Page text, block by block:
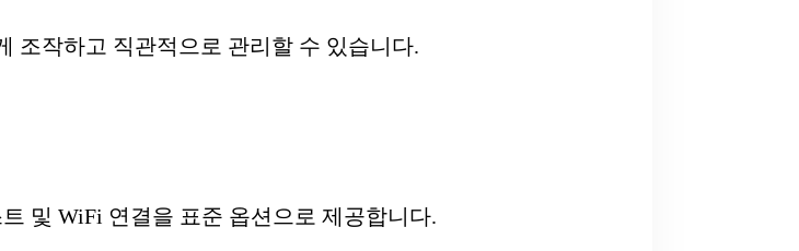
조작하고 직관적으로 관리할 수 있습니다.
및 WiFi 연결을 표준 옵션으로 제공합니다.